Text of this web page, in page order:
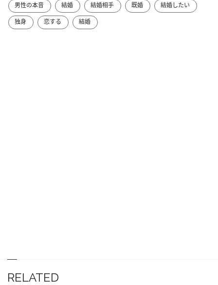
男性の本音
結婚 結婚相手 既婚
結婚したい
独身
恋する 結婚
RELATED